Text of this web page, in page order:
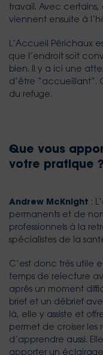
travail. Avec certains,
viennent ensuite à
L’Accueil Périchaux
que l’endroit soit
bien. Il y a ici une
d’être “accueillant”.
du refuge.
Que vous
votre pratique ?
Andrew McKnight :
permanents et de
professionnels à la
spécialistes de la
C’est donc très utile
temps de relecture
après un moment
brief et un débrief
là, elle y assiste et
permet de croiser les
d’apprendre aussi.
apporter un